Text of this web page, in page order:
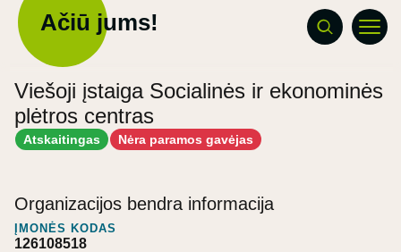
Ačiū jums!
Viešoji įstaiga Socialinės ir ekonominės
plėtros centras
Atskaitingas Nėra paramos gavėjas
Organizacijos bendra informacija
ĮMONĖS KODAS
126108518